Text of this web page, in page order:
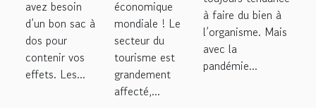
avez besoin
d’un bon sac à
dos pour
contenir vos
effets. Les...
économique
mondiale ! Le
secteur du
tourisme est
grandement
affecté,...
à faire du bien à
l’organisme. Mais
avec la
pandémie...